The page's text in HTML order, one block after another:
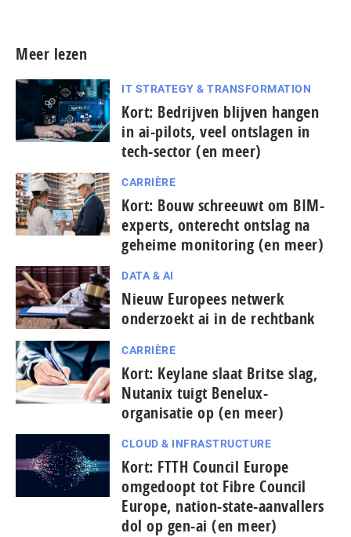
Meer lezen
IT STRATEGY & TRANSFORMATION
Kort: Bedrijven blijven hangen
in ai-pilots, veel ontslagen in
tech-sector (en meer)
CARRIÈRE
Kort: Bouw schreeuwt om BIM-
experts, onterecht ontslag na
geheime monitoring (en meer)
DATA & AI
Nieuw Europees netwerk
onderzoekt ai in de rechtbank
CARRIÈRE
Kort: Keylane slaat Britse slag,
Nutanix tuigt Benelux-
organisatie op (en meer)
CLOUD & INFRASTRUCTURE
Kort: FTTH Council Europe
omgedoopt tot Fibre Council
Europe, nation-state-aanvallers
dol op gen-ai (en meer)